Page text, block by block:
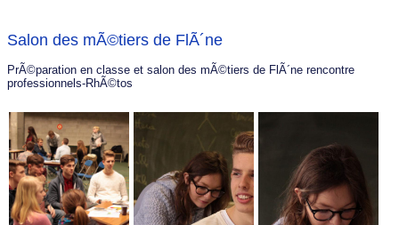
Salon des mÃ©tiers de FlÃ´ne
PrÃ©paration en classe et salon des mÃ©tiers de FlÃ´ne rencontre
professionnels-RhÃ©tos